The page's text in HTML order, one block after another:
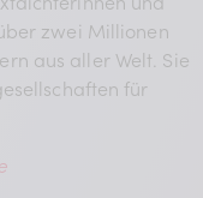
zwei Millionen
aus aller Welt. Sie
für